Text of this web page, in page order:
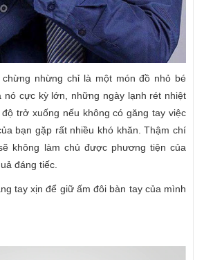
nhừng chỉ là một món đồ nhỏ bé
nó cực kỳ lớn, những ngày lạnh rét nhiệt
trở xuống nếu không có găng tay việc
bạn gặp rất nhiều khó khăn. Thậm chí
không làm chủ được phương tiện của
đáng tiếc.
tay xịn để giữ ấm đôi bàn tay của mình